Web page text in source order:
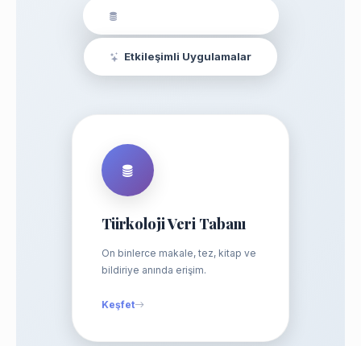
Etkileşimli Uygulamalar
Türkoloji Veri Tabanı
On binlerce makale, tez, kitap ve
bildiriye anında erişim.
Keşfet